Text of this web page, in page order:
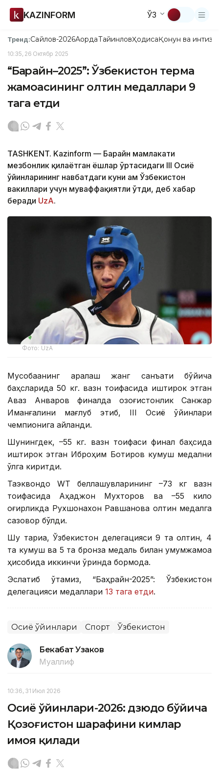
KAZINFORM ЎЗ
Тренд:Сайлов-2026АқордаТайинловҲодисаҚонун ва
10:35, 26 Октябр 2025
“Баҳрайн–2025”: Ўзбекистон терма
жамоасининг олтин медаллари 9
тага етди
TASHKENT. Kazinform — Баҳрайн мамлакати
мезбонлик қилаётган ёшлар ўртасидаги III Осиё
ўйинларининг навбатдаги куни ҳам Ўзбекистон
вакиллари учун муваффақиятли ўтди, деб хабар
беради UzA.
Фото: UzA
Мусобақанинг аралаш жанг санъати бўйича
баҳсларида 50 кг. вазн тоифасида иштирок этган
Аваз Анваров финалда қозоғистонлик Санжар
Иманғалини мағлуб этиб, III Осиё ўйинлари
чемпионига айланди.
Шунингдек, –55 кг. вазн тоифаси финал баҳсида
иштирок этган Иброҳим Ботиров кумуш медални
қўлга киритди.
Таэквондо WT беллашувларининг –73 кг вазн
тоифасида Аҳаджон Мухторов ва –55 кило
оғирликда Рухшонахон Равшанова олтин медалга
сазовор бўлди.
Шу тариқа, Ўзбекистон делегацияси 9 та олтин, 4
та кумуш ва 5 та бронза медаль билан умумжамоа
ҳисобида иккинчи ўринда бормоқда.
Эслатиб ўтамиз, “Баҳрайн-2025”: Ўзбекистон
делегацияси медаллари 13 тага етди.
Осиё ўйинлари Спорт Ўзбекистон
Бекабат Узаков
Муаллиф
10:36, 31 Июл 2026
Осиё ўйинлари-2026: дзюдо бўйича
Қозоғистон шарафини кимлар
ҳимоя қилади